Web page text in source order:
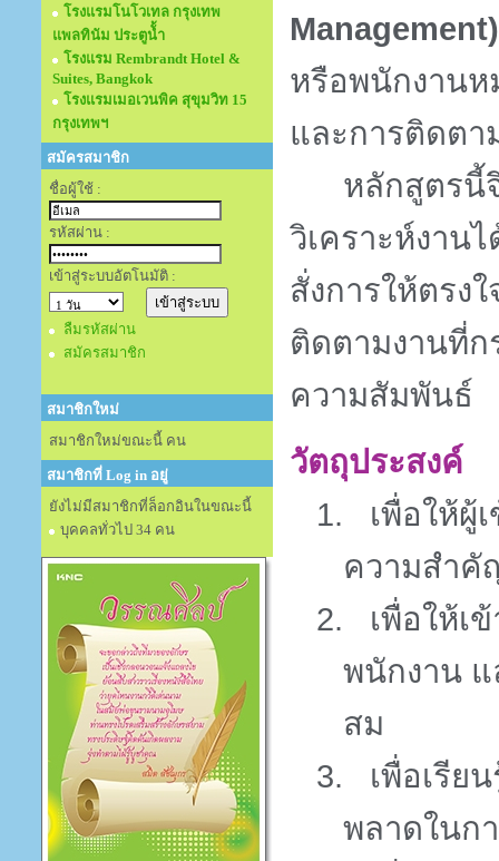
โรงแรมโนโวเทล กรุงเทพ
แพลทินัม ประตูนั้ำ
โรงแรม Rembrandt Hotel &
Suites, Bangkok
โรงแรมเมอเวนพิค สุขุมวิท 15
กรุงเทพฯ
สมัครสมาชิก
ชื่อผู้ใช้ :
รหัสผ่าน :
เข้าสู่ระบบอัตโนมัติ :
ลืมรหัสผ่าน
สมัครสมาชิก
สมาชิกใหม่
สมาชิกใหม่ขณะนี้ คน
สมาชิกที่ Log in อยู่
ยังไม่มีสมาชิกที่ล็อกอินในขณะนี้
บุคคลทั่วไป 34 คน
Management)
หรือพนักงานห
และการติดตา
หลักสูตรนี้
วิเคราะห์งาน
สั่งการให้ตรง
ติดตามงานที่
ความสัมพันธ์
วัตถุประสงค์
1.
เพื่อให้ผู้
ความสำคั
2.
เพื่อให้เ
พนักงาน แ
สม
3.
เพื่อเรีย
พลาดในก